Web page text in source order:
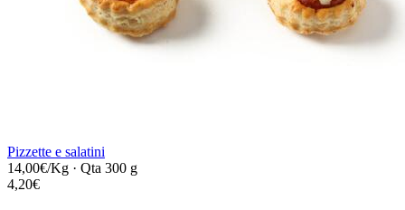
Pizzette e salatini
14,00€/Kg · Qta 300 g
4,20€